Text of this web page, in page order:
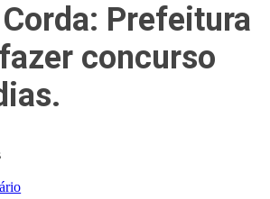
Prefeitura
concurso